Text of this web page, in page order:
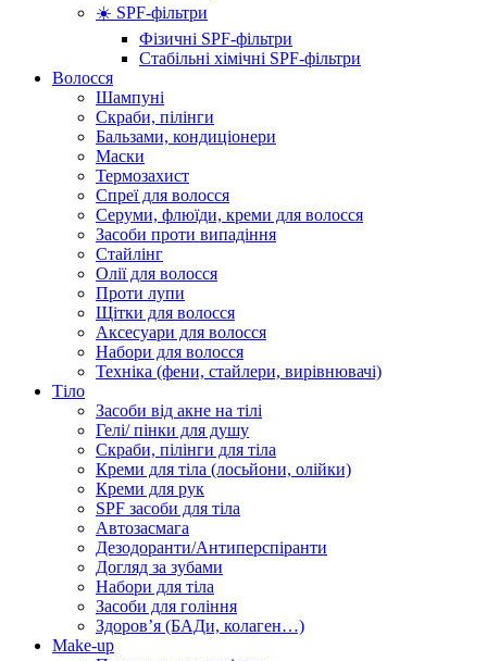
☀️ SPF-фільтри
Фізичні SPF-фільтри
Стабільні хімічні SPF-фільтри
Волосся
Шампуні
Скраби, пілінги
Бальзами, кондиціонери
Маски
Термозахист
Спреї для волосся
Серуми, флюїди, креми для волосся
Засоби проти випадіння
Стайлінг
Олії для волосся
Проти лупи
Щітки для волосся
Аксесуари для волосся
Набори для волосся
Техніка (фени, стайлери, вирівнювачі)
Тіло
Засоби від акне на тілі
Гелі/ пінки для душу
Скраби, пілінги для тіла
Креми для тіла (лосьйони, олійки)
Креми для рук
SPF засоби для тіла
Автозасмага
Дезодоранти/Антиперспіранти
Догляд за зубами
Набори для тіла
Засоби для гоління
Здоровʼя (БАДи, колаген…)
Make-up